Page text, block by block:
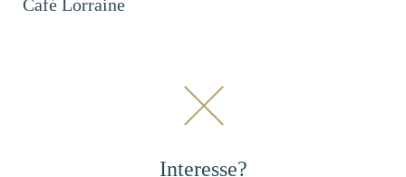
Café Lorraine
Interesse?